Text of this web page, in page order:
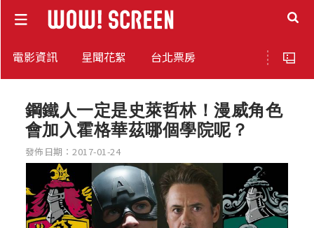
電影資訊 星聞花絮 台北票房
鋼鐵人一定是史萊哲林！漫威角色
會加入霍格華茲哪個學院呢？
發佈日期：2017-01-24